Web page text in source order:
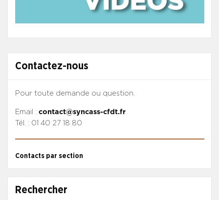
Contactez-nous
Pour toute demande ou question.
Email : contact@syncass-cfdt.fr
Tél. : 01 40 27 18 80
Contacts par section
Rechercher